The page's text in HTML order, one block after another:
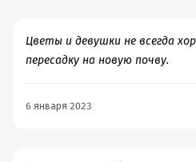
Цветы и девушки не всегда
пересадку на новую почву.
6 января 2023